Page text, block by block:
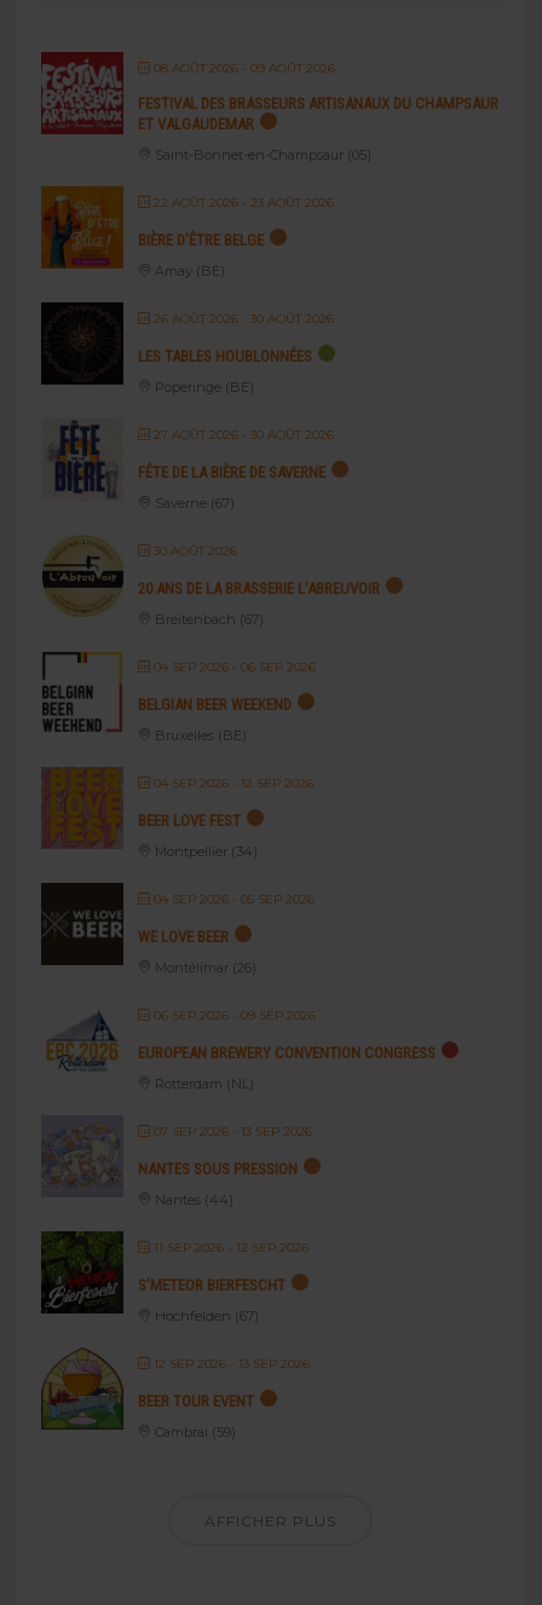
08 AOÛT 2026- 09 AOÛT 2026
FESTIVAL DES BRASSEURS ARTISANAUX DU CHAMPSAUR
ET VALGAUDEMAR
Saint-Bonnet-en-Champsaur (05)
22 AOÛT 2026- 23 AOÛT 2026
BIÈRE D’ÊTRE BELGE
Amay (BE)
26 AOÛT 2026- 30 AOÛT 2026
LES TABLES HOUBLONNÉES
Poperinge (BE)
27 AOÛT 2026- 30 AOÛT 2026
FÊTE DE LA BIÈRE DE SAVERNE
Saverne (67)
30 AOÛT 2026
20 ANS DE LA BRASSERIE L’ABREUVOIR
Breitenbach (67)
04 SEP 2026- 06 SEP 2026
BELGIAN BEER WEEKEND
Bruxelles (BE)
04 SEP 2026- 12 SEP 2026
BEER LOVE FEST
Montpellier (34)
04 SEP 2026- 05 SEP 2026
WE LOVE BEER
Montélimar (26)
06 SEP 2026- 09 SEP 2026
EUROPEAN BREWERY CONVENTION CONGRESS
Rotterdam (NL)
07 SEP 2026- 13 SEP 2026
NANTES SOUS PRESSION
Nantes (44)
11 SEP 2026- 12 SEP 2026
S’METEOR BIERFESCHT
Hochfelden (67)
12 SEP 2026- 13 SEP 2026
BEER TOUR EVENT
Cambrai (59)
AFFICHER PLUS